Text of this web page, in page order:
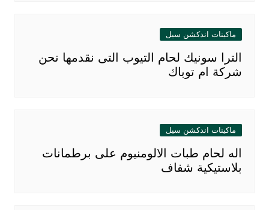
ماكينات اندكشن سيل
الترا سونيك لحام التيوب التى نقدمها نحن
شركة ام توباك
ماكينات اندكشن سيل
اله لحام طبات الالومنيوم على برطمانات
بلاستيكية شفاف